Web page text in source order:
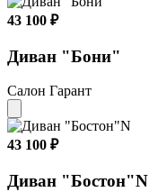
43 100 ₽
Диван "Бони"
Салон Гарант
43 100 ₽
Диван "Бостон"N